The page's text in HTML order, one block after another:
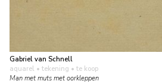
Gabriel van Schnell
aquarel • tekening • te koop
Man met muts met oorkleppen